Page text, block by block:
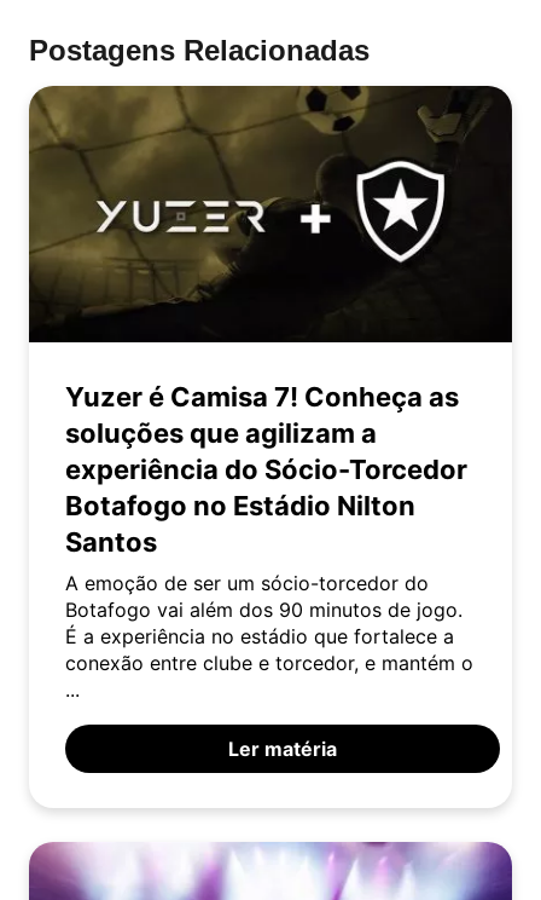
Postagens Relacionadas
Yuzer é Camisa 7! Conheça as
soluções que agilizam a
experiência do Sócio-Torcedor
Botafogo no Estádio Nilton
Santos
A emoção de ser um sócio-torcedor do
Botafogo vai além dos 90 minutos de jogo.
É a experiência no estádio que fortalece a
conexão entre clube e torcedor, e mantém o
...
Ler matéria